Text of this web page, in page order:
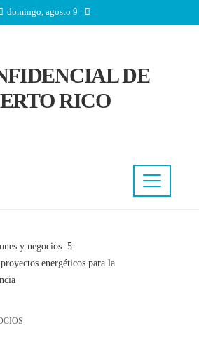
domingo, agosto 9
DE
RICO
y negocios
energéticos para la